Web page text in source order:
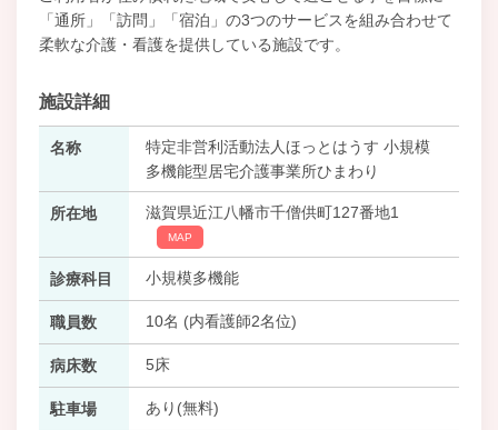
「通所」「訪問」「宿泊」の3つのサービスを組み合わせて
柔軟な介護・看護を提供している施設です。
施設詳細
名称
特定非営利活動法人ほっとはうす 小規模
多機能型居宅介護事業所ひまわり
所在地 滋賀県近江八幡市千僧供町127番地1
MAP
診療科目 小規模多機能
職員数 10名 (内看護師2名位)
病床数 5床
駐車場 あり(無料)